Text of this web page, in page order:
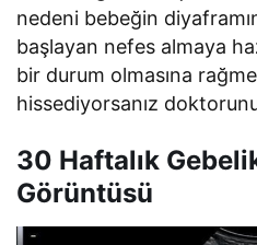
nedeni bebeğin
başlayan nefes almaya
bir durum olmasına
hissediyorsanız
30 Haftalık
Görüntüsü